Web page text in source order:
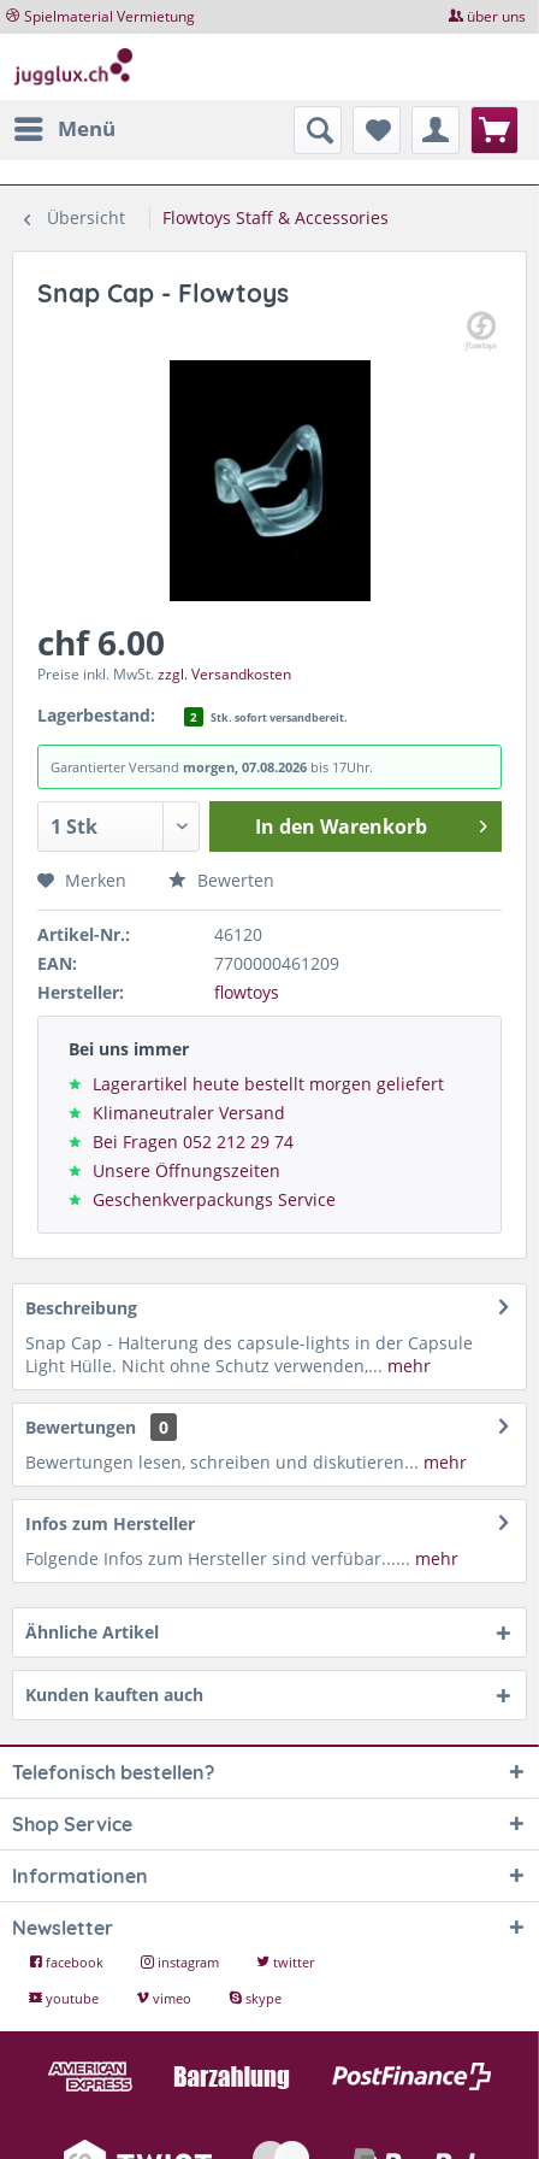
Spielmaterial Vermietung über uns
Menü
Übersicht Flowtoys Staff & Accessories
Snap Cap - Flowtoys
chf 6.00
Preise inkl. MwSt.zzgl. Versandkosten
Lagerbestand: 2 Stk. sofort versandbereit.
Garantierter Versand morgen, 07.08.2026 bis 17Uhr.
In den Warenkorb
Merken Bewerten
Artikel-Nr.:
46120
EAN:
7700000461209
Hersteller:
flowtoys
Bei uns immer
Lagerartikel heute bestellt morgen geliefert
Klimaneutraler Versand
Bei Fragen 052 212 29 74
Unsere Öffnungszeiten
Geschenkverpackungs Service
Beschreibung
Snap Cap - Halterung des capsule-lights in der Capsule
Light Hülle. Nicht ohne Schutz verwenden,... mehr
Bewertungen
0
Bewertungen lesen, schreiben und diskutieren... mehr
Infos zum Hersteller
Folgende Infos zum Hersteller sind verfübar...... mehr
Ähnliche Artikel
Kunden kauften auch
Telefonisch bestellen?
Shop Service
Informationen
Newsletter
facebook instagram
twitter
youtube
vimeo skype